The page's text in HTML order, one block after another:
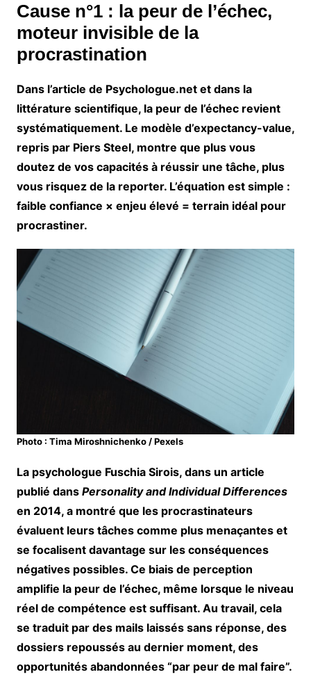
Cause n°1 : la peur de l’échec,
moteur invisible de la
procrastination
Dans l’article de Psychologue.net et dans la
littérature scientifique, la peur de l’échecrevient
systématiquement. Le modèle d’expectancy-value,
repris par Piers Steel, montre que plus vous
doutez de vos capacités à réussir une tâche, plus
vous risquez de la reporter. L’équation est simple :
faible confiance × enjeu élevé = terrain idéal pour
procrastiner.
Photo : Tima Miroshnichenko / Pexels
La psychologue Fuschia Sirois, dans un article
publié dans Personality and Individual Differences
en 2014, a montré que les procrastinateurs
évaluent leurs tâches comme plus menaçantes et
se focalisent davantage sur les conséquences
négatives possibles. Ce biais de perception
amplifie la peur de l’échec, même lorsque le niveau
réel de compétence est suffisant. Au travail, cela
se traduit par des mails laissés sans réponse, des
dossiers repoussés au dernier moment, des
opportunités abandonnées “par peur de mal faire”.